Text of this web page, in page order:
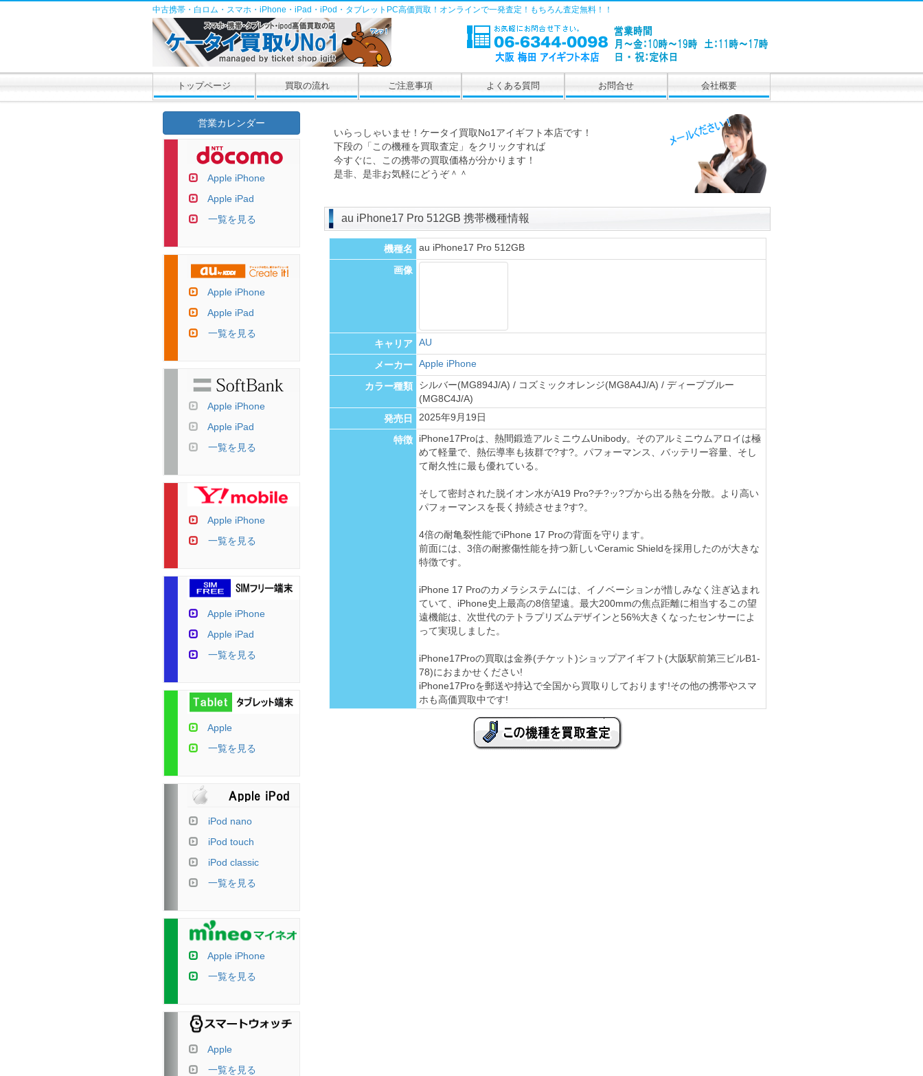
中古携帯・白ロム・スマホ・iPhone・iPad・iPod・タブレットPC高価買取！オンラインで一発査定！もちろん査定無料！！
トップページ 買取の流れ ご注意事項 よくある質問 お問合せ 会社概要
いらっしゃいませ！ケータイ買取No1アイギフト本店です！
下段の「この機種を買取査定」をクリックすれば
今すぐに、この携帯の買取価格が分かります！
是非、是非お気軽にどうぞ＾＾
au iPhone17 Pro 512GB 携帯機種情報
機種名 au iPhone17 Pro 512GB
画像
キャリア AU
メーカー Apple iPhone
カラー種類
シルバー(MG894J/A) / コズミックオレンジ(MG8A4J/A) / ディープブルー
(MG8C4J/A)
発売日
2025年9月19日
特徴
iPhone17Proは、熱間鍛造アルミニウムUnibody。そのアルミニウムアロイは極
めて軽量で、熱伝導率も抜群で?す?。パフォーマンス、バッテリー容量、そし
て耐久性に最も優れている。
そして密封された脱イオン水がA19 Pro?チ?ッ?プから出る熱を分散。より高い
パフォーマンスを長く持続させま?す?。
4倍の耐亀裂性能でiPhone 17 Proの背面を守ります。
前面には、3倍の耐擦傷性能を持つ新しいCeramic Shieldを採用したのが大きな
特徴です。
iPhone 17 Proのカメラシステムには、イノベーションが惜しみなく注ぎ込まれ
ていて、iPhone史上最高の8倍望遠。最大200mmの焦点距離に相当するこの望
遠機能は、次世代のテトラプリズムデザインと56%大きくなったセンサーによ
って実現しました。
iPhone17Proの買取は金券(チケット)ショップアイギフト(大阪駅前第三ビルB1-
78)におまかせください!
iPhone17Proを郵送や持込で全国から買取りしております!その他の携帯やスマ
ホも高価買取中です!
営業カレンダー
Apple iPhone
Apple iPad
一覧を見る
Apple iPhone
Apple iPad
一覧を見る
Apple iPhone
Apple iPad
一覧を見る
Apple iPhone
一覧を見る
Apple iPhone
Apple iPad
一覧を見る
Apple
一覧を見る
iPod nano
iPod touch
iPod classic
一覧を見る
Apple iPhone
一覧を見る
Apple
一覧を見る